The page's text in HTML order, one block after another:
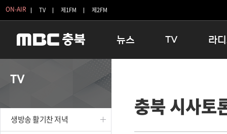
ON-AIR TV 제1FM 제2FM
뉴스 TV
인생내컷
테마기행 길
라
16:00
우리 고
TV
생방송 활기찬 저녁
충북 시사토